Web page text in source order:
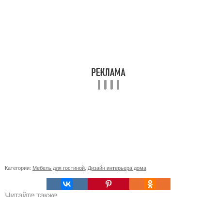
Категории: Мебель для гостиной, Дизайн интерьера дома